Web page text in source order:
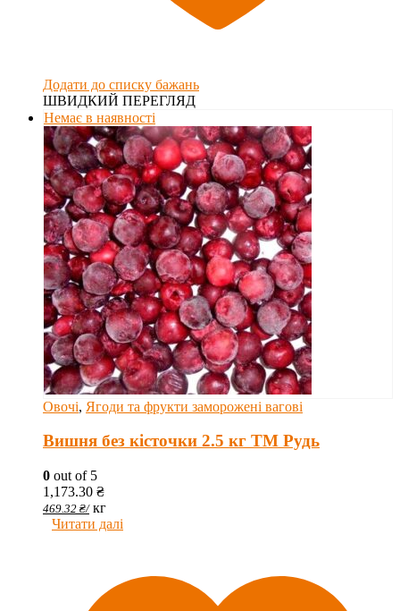
Додати до списку бажань
ШВИДКИЙ ПЕРЕГЛЯД
Немає в наявності
Овочі, Ягоди та фрукти заморожені вагові
Вишня без кісточки 2.5 кг ТМ Рудь
0 out of 5
1,173.30 ₴
469.32 ₴/ кг
Читати далі